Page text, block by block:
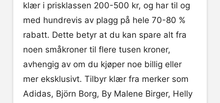
klær i prisklassen 200-500 kr, og har til og
med hundrevis av plagg på hele 70-80 %
rabatt. Dette betyr at du kan spare alt fra
noen småkroner til flere tusen kroner,
avhengig av om du kjøper noe billig eller
mer eksklusivt. Tilbyr klær fra merker som
Adidas, Björn Borg, By Malene Birger, Helly